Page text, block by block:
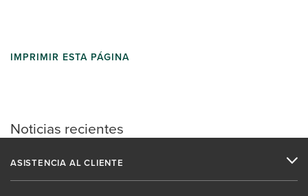
Noticias recientes
IMPRIMIR ESTA PÁGINA
ASISTENCIA AL CLIENTE